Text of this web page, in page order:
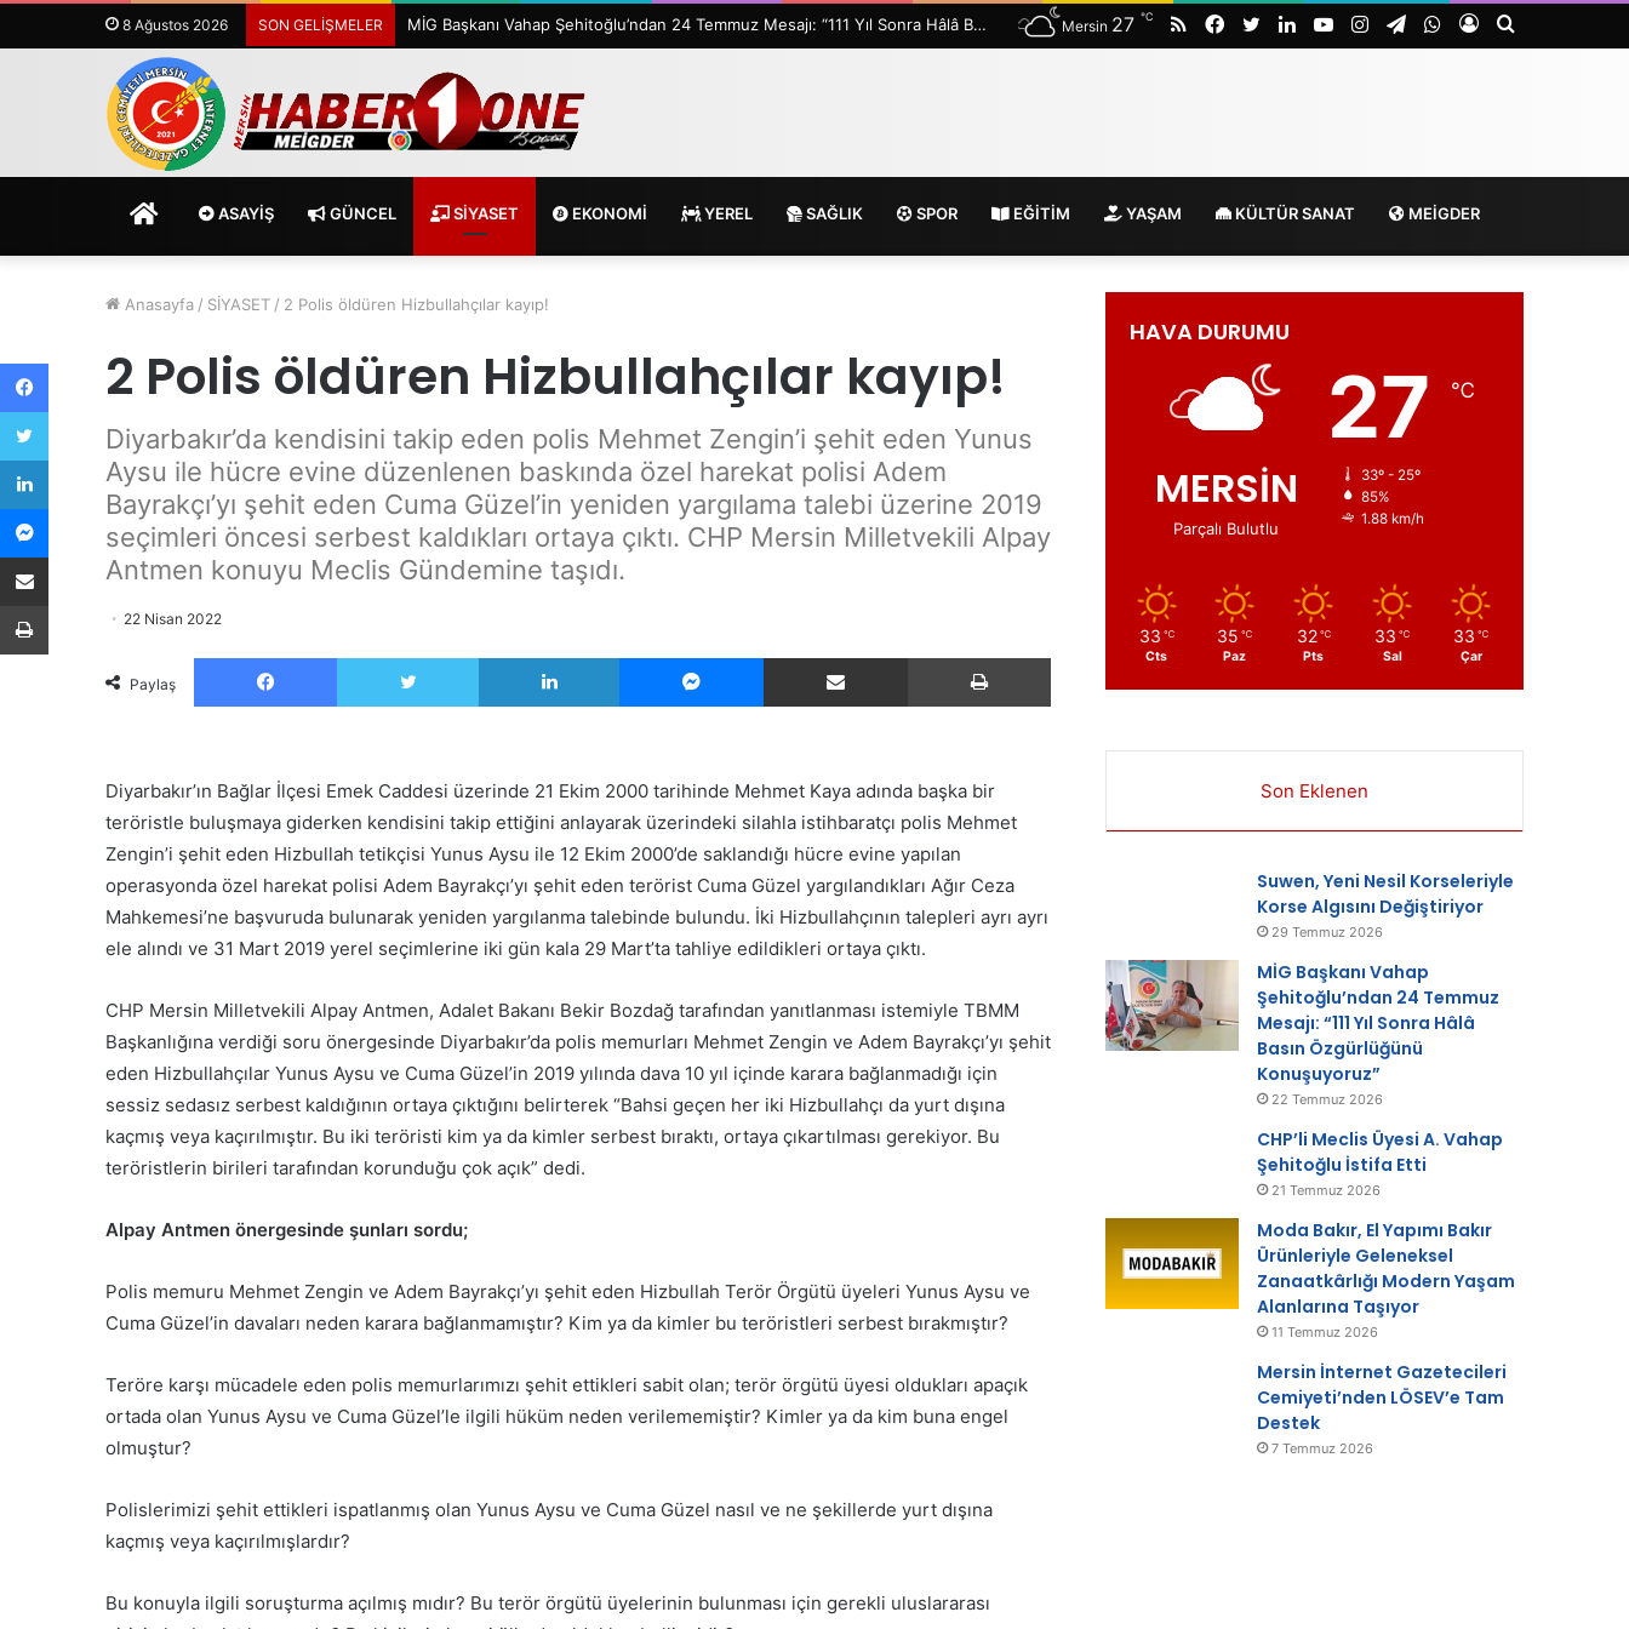
8 Ağustos 2026 SON GELİŞMELER MİG Başkanı Vahap Şehitoğlu’ndan 24 Temmuz Mesajı: “111 Yıl Sonra Hâlâ Basın Özgürlüğünü Konuşuyoruz”
Arama
Kayıt
WhatsApp
Telegram
Instagram
YouTube
LinkedIn
Twitter
Facebook
RSS
Mersin 27 ℃
ANASAYFAASAYİŞ GÜNCEL SİYASET EKONOMİ YEREL SAĞLIK SPOR EĞİTİM YAŞAM KÜLTÜR SANAT MEİGDER
Anasayfa / SİYASET / 2 Polis öldüren Hizbullahçılar kayıp!
2 Polis öldüren Hizbullahçılar kayıp!
Diyarbakır’da kendisini takip eden polis Mehmet Zengin’i şehit eden Yunus
Aysu ile hücre evine düzenlenen baskında özel harekat polisi Adem
Bayrakçı’yı şehit eden Cuma Güzel’in yeniden yargılama talebi üzerine 2019
seçimleri öncesi serbest kaldıkları ortaya çıktı. CHP Mersin Milletvekili Alpay
Antmen konuyu Meclis Gündemine taşıdı.
22 Nisan 2022
Paylaş
Facebook Twitter LinkedIn Messenger E-Posta ile paylaş Yazdır
Diyarbakır’ın Bağlar İlçesi Emek Caddesi üzerinde 21 Ekim 2000 tarihinde Mehmet Kaya adında başka bir
teröristle buluşmaya giderken kendisini takip ettiğini anlayarak üzerindeki silahla istihbaratçı polis Mehmet
Zengin’i şehit eden Hizbullah tetikçisi Yunus Aysu ile 12 Ekim 2000’de saklandığı hücre evine yapılan
operasyonda özel harekat polisi Adem Bayrakçı’yı şehit eden terörist Cuma Güzel yargılandıkları Ağır Ceza
Mahkemesi’ne başvuruda bulunarak yeniden yargılanma talebinde bulundu. İki Hizbullahçının talepleri ayrı ayrı
ele alındı ve 31 Mart 2019 yerel seçimlerine iki gün kala 29 Mart’ta tahliye edildikleri ortaya çıktı.
CHP Mersin Milletvekili Alpay Antmen, Adalet Bakanı Bekir Bozdağ tarafından yanıtlanması istemiyle TBMM
Başkanlığına verdiği soru önergesinde Diyarbakır’da polis memurları Mehmet Zengin ve Adem Bayrakçı’yı şehit
eden Hizbullahçılar Yunus Aysu ve Cuma Güzel’in 2019 yılında dava 10 yıl içinde karara bağlanmadığı için
sessiz sedasız serbest kaldığının ortaya çıktığını belirterek “Bahsi geçen her iki Hizbullahçı da yurt dışına
kaçmış veya kaçırılmıştır. Bu iki teröristi kim ya da kimler serbest bıraktı, ortaya çıkartılması gerekiyor. Bu
teröristlerin birileri tarafından korunduğu çok açık” dedi.
Alpay Antmen önergesinde şunları sordu;
Polis memuru Mehmet Zengin ve Adem Bayrakçı’yı şehit eden Hizbullah Terör Örgütü üyeleri Yunus Aysu ve
Cuma Güzel’in davaları neden karara bağlanmamıştır? Kim ya da kimler bu teröristleri serbest bırakmıştır?
Teröre karşı mücadele eden polis memurlarımızı şehit ettikleri sabit olan; terör örgütü üyesi oldukları apaçık
ortada olan Yunus Aysu ve Cuma Güzel’le ilgili hüküm neden verilememiştir? Kimler ya da kim buna engel
olmuştur?
Polislerimizi şehit ettikleri ispatlanmış olan Yunus Aysu ve Cuma Güzel nasıl ve ne şekillerde yurt dışına
kaçmış veya kaçırılmışlardır?
Bu konuyla ilgili soruşturma açılmış mıdır? Bu terör örgütü üyelerinin bulunması için gerekli uluslararası
TDP Mersin İl Yönetiminden ADD
Temsilcileriyle Buluştu.
HAVA DURUMU
MERSİN
Parçalı Bulutlu
27 ℃
33º - 25º
85%
1.88 km/h
33 ℃
Cts
35 ℃
Paz
32 ℃
Pts
33 ℃
Sal
33 ℃
Çar
Son Eklenen
Suwen, Yeni Nesil Korseleriyle
Korse Algısını Değiştiriyor
29 Temmuz 2026
MİG Başkanı Vahap
Şehitoğlu’ndan 24 Temmuz
Mesajı: “111 Yıl Sonra Hâlâ
Basın Özgürlüğünü
Konuşuyoruz”
22 Temmuz 2026
CHP’li Meclis Üyesi A. Vahap
Şehitoğlu İstifa Etti
21 Temmuz 2026
Moda Bakır, El Yapımı Bakır
Ürünleriyle Geleneksel
Zanaatkârlığı Modern Yaşam
Alanlarına Taşıyor
11 Temmuz 2026
Mersin İnternet Gazetecileri
Cemiyeti’nden LÖSEV’e Tam
Destek
7 Temmuz 2026
Facebook
Twitter
LinkedIn
Messenger
E-Posta ile paylaş